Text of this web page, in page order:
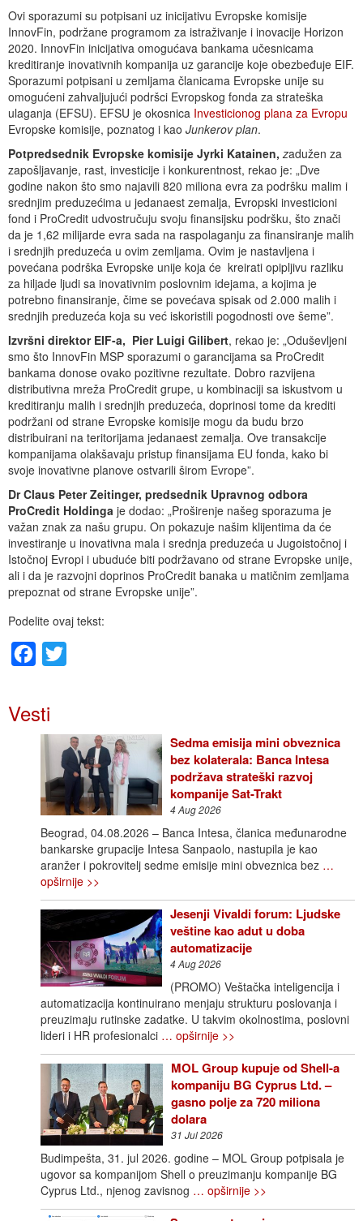
Ovi sporazumi su potpisani uz inicijativu Evropske komisije
InnovFin, podržane programom za istraživanje i inovacije Horizon
2020. InnovFin inicijativa omogućava bankama učesnicama
kreditiranje inovativnih kompanija uz garancije koje obezbeđuje EIF.
Sporazumi potpisani u zemljama članicama Evropske unije su
omogućeni zahvaljujući podršci Evropskog fonda za strateška
ulaganja (EFSU). EFSU je okosnica Investicionog plana za Evropu
Evropske komisije, poznatog i kao Junkerov plan.
Potpredsednik Evropske komisije Jyrki Katainen, zadužen za
zapošljavanje, rast, investicije i konkurentnost, rekao je: „Dve
godine nakon što smo najavili 820 miliona evra za podršku malim i
srednjim preduzećima u jedanaest zemalja, Evropski investicioni
fond i ProCredit udvostručuju svoju finansijsku podršku, što znači
da je 1,62 milijarde evra sada na raspolaganju za finansiranje malih
i srednjih preduzeća u ovim zemljama. Ovim je nastavljena i
povećana podrška Evropske unije koja će kreirati opipljivu razliku
za hiljade ljudi sa inovativnim poslovnim idejama, a kojima je
potrebno finansiranje, čime se povećava spisak od 2.000 malih i
srednjih preduzeća koja su već iskoristili pogodnosti ove šeme”.
Izvršni direktor EIF-a, Pier Luigi Gilibert, rekao je: „Oduševljeni
smo što InnovFin MSP sporazumi o garancijama sa ProCredit
bankama donose ovako pozitivne rezultate. Dobro razvijena
distributivna mreža ProCredit grupe, u kombinaciji sa iskustvom u
kreditiranju malih i srednjih preduzeća, doprinosi tome da krediti
podržani od strane Evropske komisije mogu da budu brzo
distribuirani na teritorijama jedanaest zemalja. Ove transakcije
kompanijama olakšavaju pristup finansijama EU fonda, kako bi
svoje inovativne planove ostvarili širom Evrope”.
Dr Claus Peter Zeitinger, predsednik Upravnog odbora
ProCredit Holdinga je dodao: „Proširenje našeg sporazuma je
važan znak za našu grupu. On pokazuje našim klijentima da će
investiranje u inovativna mala i srednja preduzeća u Jugoistočnoj i
Istočnoj Evropi i ubuduće biti podržavano od strane Evropske unije,
ali i da je razvojni doprinos ProCredit banaka u matičnim zemljama
prepoznat od strane Evropske unije”.
Podelite ovaj tekst:
Facebook
Vesti
Sedma emisija mini obveznica
bez kolaterala: Banca Intesa
podržava strateški razvoj
kompanije Sat-Trakt
4 Aug 2026
Beograd, 04.08.2026 – Banca Intesa, članica međunarodne
bankarske grupacije Intesa Sanpaolo, nastupila je kao
aranžer i pokrovitelj sedme emisije mini obveznica bez …
opširnije >>
Jesenji Vivaldi forum: Ljudske
veštine kao adut u doba
automatizacije
4 Aug 2026
(PROMO) Veštačka inteligencija i
automatizacija kontinuirano menjaju strukturu poslovanja i
preuzimaju rutinske zadatke. U takvim okolnostima, poslovni
lideri i HR profesionalci … opširnije >>
MOL Group kupuje od Shell-a
kompaniju BG Cyprus Ltd. –
gasno polje za 720 miliona
dolara
31 Jul 2026
Budimpešta, 31. jul 2026. godine – MOL Group potpisala je
ugovor sa kompanijom Shell o preuzimanju kompanije BG
Cyprus Ltd., njenog zavisnog … opširnije >>